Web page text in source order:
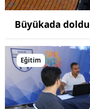
Büyükada
Eğitim